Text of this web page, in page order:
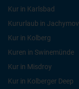
Kur in Karlsbad
Kururlaub in Jachymov
Kur in Kolberg
Kuren in Swinemünde
Kur in Misdroy
Kur in Kolberger Deep